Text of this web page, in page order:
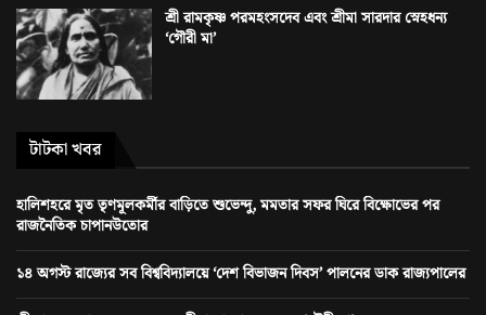
শ্রী রামকৃষ্ণ পরমহংসদেব এবং শ্রীমা সারদার স্নেহধন্য
‘গৌরী মা’
টাটকা খবর
হালিশহরে মৃত তৃণমূলকর্মীর বাড়িতে শুভেন্দু, মমতার সফর ঘিরে বিক্ষোভের পর
রাজনৈতিক চাপানউতোর
১৪ অগস্ট রাজ্যের সব বিশ্ববিদ্যালয়ে ‘দেশ বিভাজন দিবস’ পালনের ডাক রাজ্যপালের